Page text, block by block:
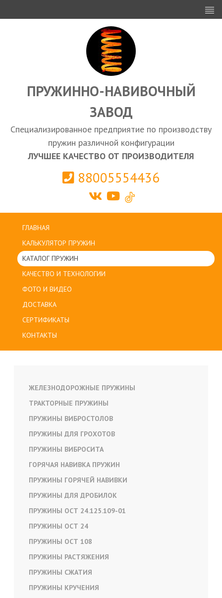
ИНВЕСТОРАМ
ПРОЕКТИРОВАНИЕ
ЭКСПОРТ
ЗАКУПКИ
КАЛЬКУЛЯТОР ПРУЖИН
Выберите город
ПРУЖИННО-НАВИВОЧНЫЙ
ЗАВОД
Специализированное предприятие по производству
пружин различной конфигурации
ЛУЧШЕЕ КАЧЕСТВО ОТ ПРОИЗВОДИТЕЛЯ
88005554436
ГЛАВНАЯ
КАЛЬКУЛЯТОР ПРУЖИН
КАТАЛОГ ПРУЖИН
КАЧЕСТВО И ТЕХНОЛОГИИ
ФОТО И ВИДЕО
ДОСТАВКА
СЕРТИФИКАТЫ
КОНТАКТЫ
ЖЕЛЕЗНОДОРОЖНЫЕ ПРУЖИНЫ
ТРАКТОРНЫЕ ПРУЖИНЫ
ПРУЖИНЫ ВИБРОСТОЛОВ
ПРУЖИНЫ ДЛЯ ГРОХОТОВ
ПРУЖИНЫ ВИБРОСИТА
ГОРЯЧАЯ НАВИВКА ПРУЖИН
ПРУЖИНЫ ГОРЯЧЕЙ НАВИВКИ
ПРУЖИНЫ ДЛЯ ДРОБИЛОК
ПРУЖИНЫ ОСТ 24.125.109-01
ПРУЖИНЫ ОСТ 24
ПРУЖИНЫ ОСТ 108
ПРУЖИНЫ РАСТЯЖЕНИЯ
ПРУЖИНЫ СЖАТИЯ
ПРУЖИНЫ КРУЧЕНИЯ